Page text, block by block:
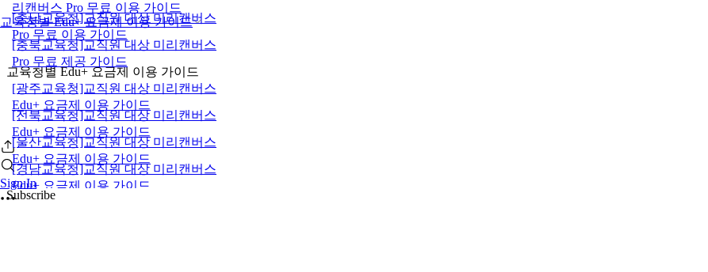
교육청별 Edu+ 요금제 이용 가이드
Sign In
리캔버스 Pro 무료 이용 가이드
[충남교육청]교직원 대상 미리캔버스
Pro 무료 이용 가이드
[충북교육청]교직원 대상 미리캔버스
Pro 무료 제공 가이드
교육청별 Edu+ 요금제 이용 가이드
[광주교육청]교직원 대상 미리캔버스
Edu+ 요금제 이용 가이드
[전북교육청]교직원 대상 미리캔버스
Edu+ 요금제 이용 가이드
[울산교육청]교직원 대상 미리캔버스
Edu+ 요금제 이용 가이드
[경남교육청]교직원 대상 미리캔버스
Edu+ 요금제 이용 가이드
Subscribe